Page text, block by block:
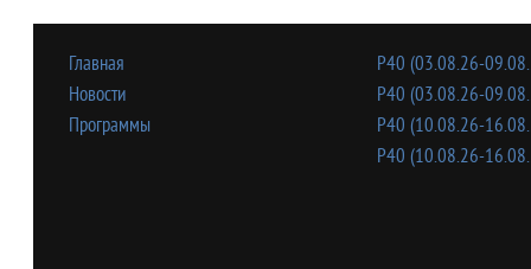
Главная
Новости
Программы
Р40 (03.08.26-
Р40 (03.08.26-
Р40 (10.08.26-
Р40 (10.08.26-